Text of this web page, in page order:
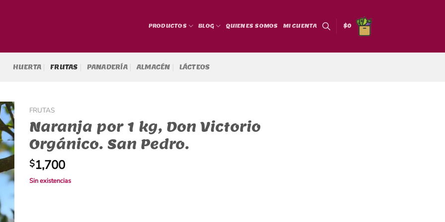
PRODUCTOS BLOG QUIENES SOMOS MI CUENTA $0
HUERTA FRUTAS PANADERÍA ALMACÉN LÁCTEOS
FRUTAS
Naranja por 1 kg, Don Victorio
Orgánico. San Pedro.
$1,700
Sin existencias